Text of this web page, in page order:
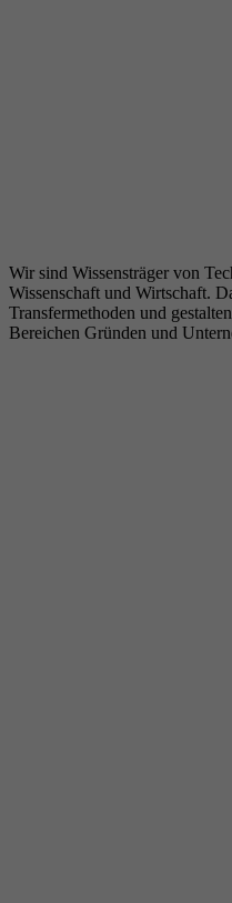
Wir sind Wissensträger von
Wissenschaft und Wirtschaft.
Transfermethoden und
Bereichen Gründen und